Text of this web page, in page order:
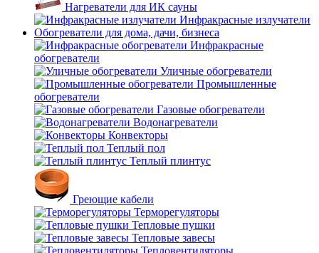
Нагреватели для ИК сауны
Инфракрасные излучатели
Обогреватели для дома, дачи, бизнеса
Инфракрасные
обогреватели
Уличные обогреватели
Промышленные
обогреватели
Газовые обогреватели
Водонагреватели
Конвекторы
Теплый пол
Теплый плинтус
Греющие кабели
Терморегуляторы
Тепловые пушки
Тепловые завесы
Тепловентиляторы